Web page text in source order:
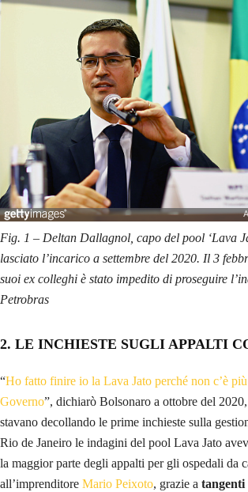
Fig. 1 – Deltan Dallagnol, capo del pool ‘Lava
lasciato l’incarico a settembre del 2020. Il 3
suoi ex colleghi è stato impedito di proseguire
Petrobras
2. LE INCHIESTE SUGLI APPALTI
“Ho fatto finire io la Lava Jato perché non c’è
Governo”, dichiarò Bolsonaro a ottobre del
stavano decollando le prime inchieste sulla
Rio de Janeiro le indagini del pool Lava Jato
la maggior parte degli appalti per gli ospedali da
all’imprenditore Mario Peixoto, grazie a tangenti